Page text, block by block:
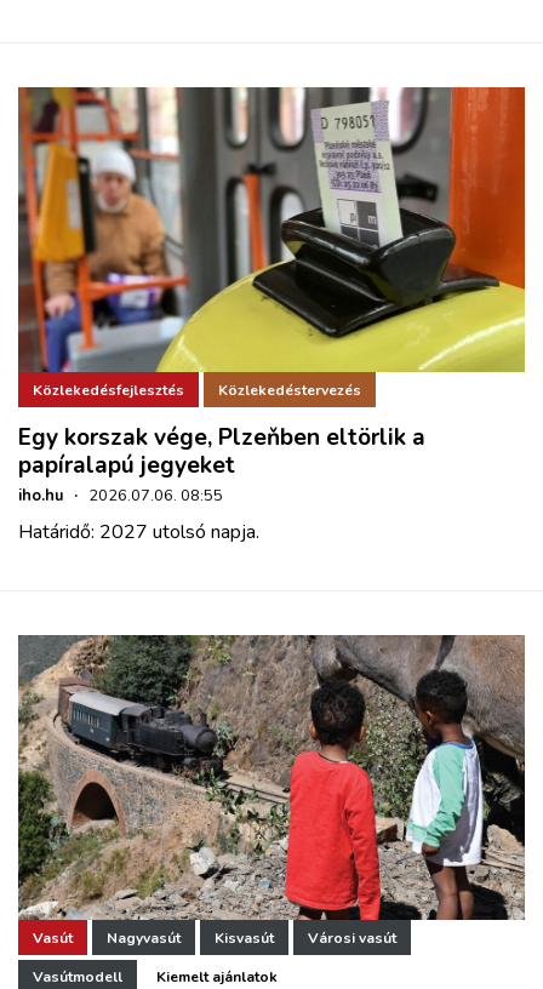
Közlekedésfejlesztés Közlekedéstervezés
Egy korszak vége, Plzeňben eltörlik a
papíralapú jegyeket
iho.hu · 2026.07.06. 08:55
Határidő: 2027 utolsó napja.
Vasút Nagyvasút Kisvasút Városi vasút
Vasútmodell Kiemelt ajánlatok